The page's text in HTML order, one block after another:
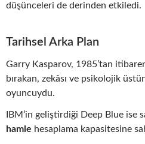
düşünceleri de derinden etkiledi.
Tarihsel Arka Plan
Garry Kasparov, 1985’tan
bırakan, zekâsı ve psikolojik
oyuncuydu.
IBM’in geliştirdiği Deep Blue ise
hamle hesaplama kapasitesine